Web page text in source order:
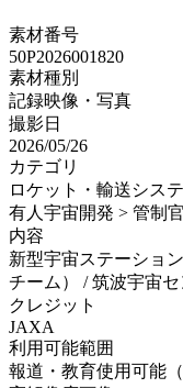
素材番号
50P2026001820
素材種別
記録映像・写真
撮影日
2026/05/26
カテゴリ
ロケット・輸送シス
有人宇宙開発 > 管制
内容
新型宇宙ステーショ
チーム） / 筑波宇宙
クレジット
JAXA
利用可能範囲
報道・教育使用可能